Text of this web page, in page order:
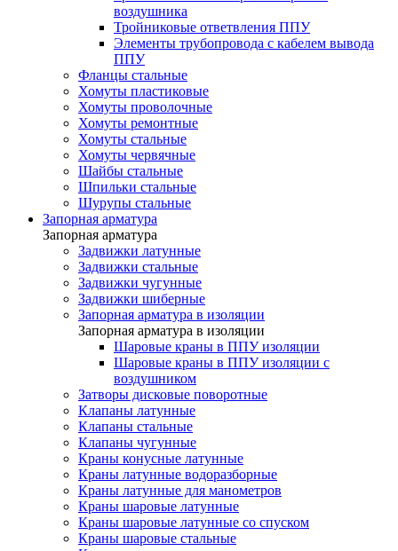
воздушника
Тройниковые ответвления ППУ
Элементы трубопровода с кабелем вывода
ППУ
Фланцы стальные
Хомуты пластиковые
Хомуты проволочные
Хомуты ремонтные
Хомуты стальные
Хомуты червячные
Шайбы стальные
Шпильки стальные
Шурупы стальные
Запорная арматура
Запорная арматура
Задвижки латунные
Задвижки стальные
Задвижки чугунные
Задвижки шиберные
Запорная арматура в изоляции
Запорная арматура в изоляции
Шаровые краны в ППУ изоляции
Шаровые краны в ППУ изоляции с
воздушником
Затворы дисковые поворотные
Клапаны латунные
Клапаны стальные
Клапаны чугунные
Краны конусные латунные
Краны латунные водоразборные
Краны латунные для манометров
Краны шаровые латунные
Краны шаровые латунные со спуском
Краны шаровые стальные